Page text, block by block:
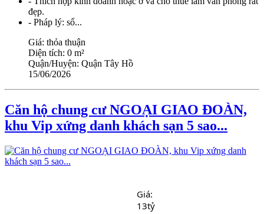
đẹp.
- Pháp lý: sổ...
Giá: thỏa thuận
Diện tích: 0 m²
Quận/Huyện: Quận Tây Hồ
15/06/2026
Căn hộ chung cư NGOẠI GIAO ĐOÀN,
khu Vip xứng danh khách sạn 5 sao...
Giá:
13tỷ